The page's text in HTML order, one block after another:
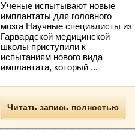
Ученые испытывают новые
имплантаты для головного
мозга Научные специалисты из
Гарвардской медицинской
школы приступили к
испытаниям нового вида
имплантата, который ...
Читать запись полностью